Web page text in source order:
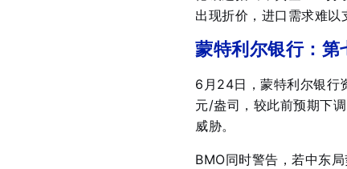
出现折价，进口需求难以
蒙特利尔银行：第
6月24日，蒙特利尔银行
元/盎司，较此前预期下
威胁。
BMO同时警告，若中东